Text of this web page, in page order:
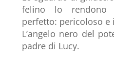
felino lo rendono
perfetto: pericoloso e
L’angelo nero del
padre di Lucy.